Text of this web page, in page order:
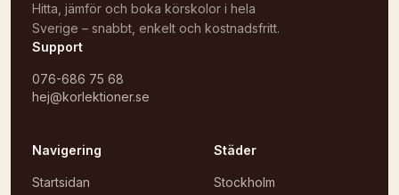
Hitta, jämför och boka körskolor i hela
Sverige – snabbt, enkelt och kostnadsfritt.
Support
076-686 75 68
hej@korlektioner.se
Navigering
Startsidan
Städer
Stockholm